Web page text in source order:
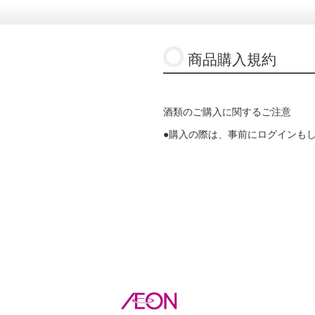
商品購入規約
酒類のご購入に関するご注意
●購入の際は、事前にログインも